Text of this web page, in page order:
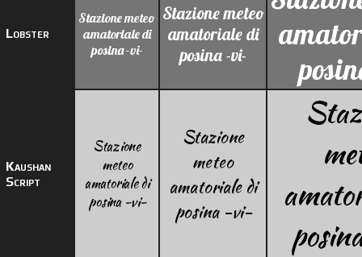
Lobster
Stazione meteo
amatoriale di
posina -vi-
Stazione meteo
amatoriale di
posina -vi-
Kaushan
Script
Stazione
meteo
amatoriale di
posina -vi-
Stazione
meteo
amatoriale di
posina -vi-